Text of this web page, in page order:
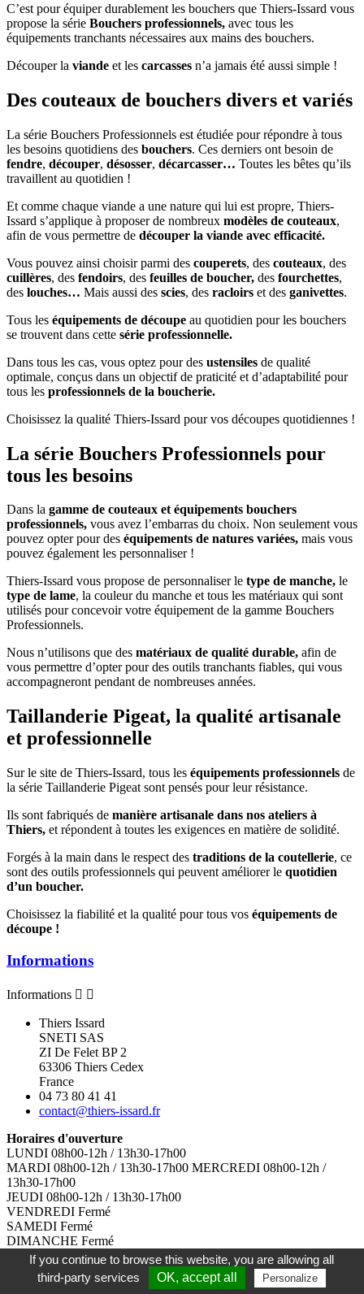
C’est pour équiper durablement les bouchers que Thiers-Issard vous
propose la série Bouchers professionnels, avec tous les
équipements tranchants nécessaires aux mains des bouchers.
Découper la viande et les carcasses n’a jamais été aussi simple !
Des couteaux de bouchers divers et variés
La série Bouchers Professionnels est étudiée pour répondre à tous
les besoins quotidiens des bouchers. Ces derniers ont besoin de
fendre, découper, désosser, décarcasser… Toutes les bêtes qu’ils
travaillent au quotidien !
Et comme chaque viande a une nature qui lui est propre, Thiers-
Issard s’applique à proposer de nombreux modèles de couteaux,
afin de vous permettre de découper la viande avec efficacité.
Vous pouvez ainsi choisir parmi des couperets, des couteaux, des
cuillères, des fendoirs, des feuilles de boucher, des fourchettes,
des louches… Mais aussi des scies, des racloirs et des ganivettes.
Tous les équipements de découpe au quotidien pour les bouchers
se trouvent dans cette série professionnelle.
Dans tous les cas, vous optez pour des ustensiles de qualité
optimale, conçus dans un objectif de praticité et d’adaptabilité pour
tous les professionnels de la boucherie.
Choisissez la qualité Thiers-Issard pour vos découpes quotidiennes !
La série Bouchers Professionnels pour
tous les besoins
Dans la gamme de couteaux et équipements bouchers
professionnels, vous avez l’embarras du choix. Non seulement vous
pouvez opter pour des équipements de natures variées, mais vous
pouvez également les personnaliser !
Thiers-Issard vous propose de personnaliser le type de manche, le
type de lame, la couleur du manche et tous les matériaux qui sont
utilisés pour concevoir votre équipement de la gamme Bouchers
Professionnels.
Nous n’utilisons que des matériaux de qualité durable, afin de
vous permettre d’opter pour des outils tranchants fiables, qui vous
accompagneront pendant de nombreuses années.
Taillanderie Pigeat, la qualité artisanale
et professionnelle
Sur le site de Thiers-Issard, tous les équipements professionnels de
la série Taillanderie Pigeat sont pensés pour leur résistance.
Ils sont fabriqués de manière artisanale dans nos ateliers à
Thiers, et répondent à toutes les exigences en matière de solidité.
Forgés à la main dans le respect des traditions de la coutellerie, ce
sont des outils professionnels qui peuvent améliorer le quotidien
d’un boucher.
Choisissez la fiabilité et la qualité pour tous vos équipements de
découpe !
Informations
Informations  
Thiers Issard
SNETI SAS
ZI De Felet BP 2
63306 Thiers Cedex
France
04 73 80 41 41
contact@thiers-issard.fr
Horaires d'ouverture
LUNDI 08h00-12h / 13h30-17h00
MARDI 08h00-12h / 13h30-17h00 MERCREDI 08h00-12h /
13h30-17h00
JEUDI 08h00-12h / 13h30-17h00
VENDREDI Fermé
SAMEDI Fermé
DIMANCHE Fermé
Produits
If you continue to browse this website, you are allowing all
third-party services
OK, accept all Personalize